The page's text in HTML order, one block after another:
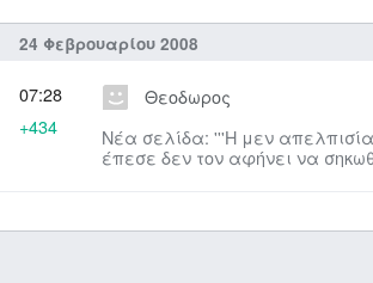
24 Φεβρουαρίου 2008
Θεοδωρος
Νέα σελίδα: '''Η μεν
έπεσε δεν τον αφήνει να
07:28
+434